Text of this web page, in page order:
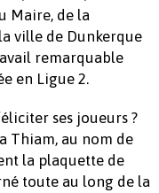
Maire, de la
ville de Dunkerque
remarquable
en Ligue 2.
ses joueurs ?
Thiam, au nom de
la plaquette de
toute au long de la